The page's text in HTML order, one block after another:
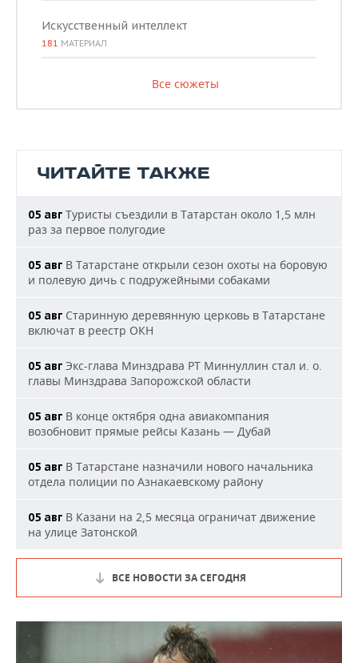
Искусственный интеллект
181 МАТЕРИАЛ
Все сюжеты
ЧИТАЙТЕ ТАКЖЕ
05 авг Туристы съездили в Татарстан около 1,5 млн
раз за первое полугодие
05 авг В Татарстане открыли сезон охоты на боровую
и полевую дичь с подружейными собаками
05 авг Старинную деревянную церковь в Татарстане
включат в реестр ОКН
05 авг Экс-глава Минздрава РТ Миннуллин стал и. о.
главы Минздрава Запорожской области
05 авг В конце октября одна авиакомпания
возобновит прямые рейсы Казань — Дубай
05 авг В Татарстане назначили нового начальника
отдела полиции по Азнакаевскому району
05 авг В Казани на 2,5 месяца ограничат движение
на улице Затонской
ВСЕ НОВОСТИ ЗА СЕГОДНЯ